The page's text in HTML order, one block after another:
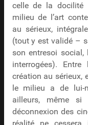
celle de la docilité
milieu de l’art
au sérieux,
(tout y est validé –
son entresoi
interrogées).
création au sérieux,
le milieu a de lui-
ailleurs, même si
déconnexion des